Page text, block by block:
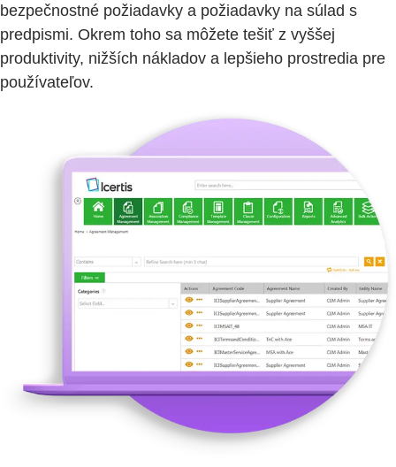
bezpečnostné požiadavky a požiadavky na súlad s
predpismi. Okrem toho sa môžete tešiť z vyššej
produktivity, nižších nákladov a lepšieho prostredia pre
používateľov.